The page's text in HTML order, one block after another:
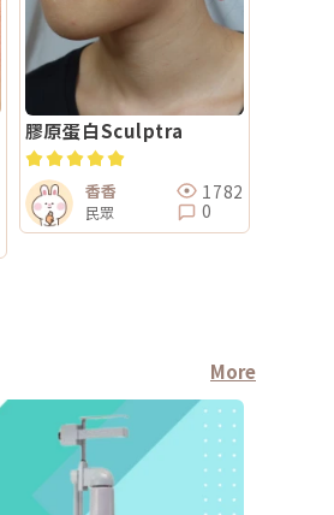
膠原蛋白Sculptra
香香
民眾
1782
0
More